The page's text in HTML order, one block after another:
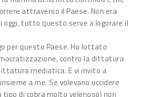
attraverso il Paese. Non era
oggi, tutto questo serve a logorare il
per questo Paese. Ho lottato
contro la dittatura
mediatica. E vi invito a
a me. Se volevano uccidere
tipo di cobra molto velenoso) non